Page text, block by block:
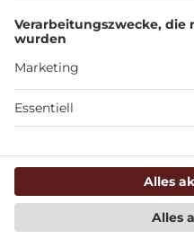
Stellplatz veröffentlichen?
Reiseziele
Wohnmobiltouren
Stellplatz-News
Checklisten & Ratgeber